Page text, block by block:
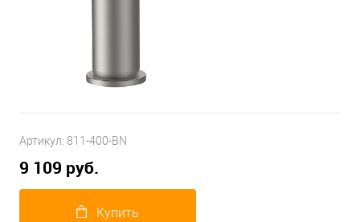
Артикул: 811-400-BN
9 109 руб.
Купить